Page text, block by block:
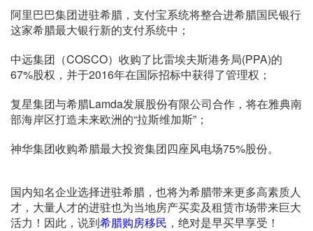
阿里巴巴集团进驻希腊，支付宝系统将整合进希腊国民银行
这家希腊最大银行新的支付系统中；
中远集团（COSCO）收购了比雷埃夫斯港务局(PPA)的
67%股权，并于2016年在国际招标中获得了管理权；
复星集团与希腊Lamda发展股份有限公司合作，将在雅典南
部海岸区打造未来欧洲的“拉斯维加斯”；
神华集团收购希腊最大投资集团四座风电场75%股份。
国内知名企业选择进驻希腊，也将为希腊带来更多高素质人
才，大量人才的进驻也为当地房产买卖及租赁市场带来巨大
活力！因此，说到希腊购房移民 ，绝对是早买早享受！